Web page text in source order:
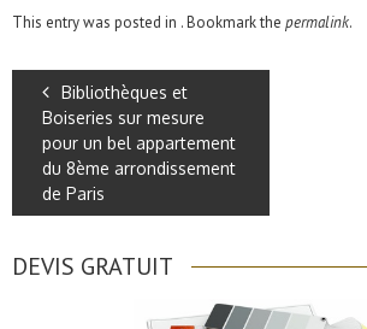
This entry was posted in . Bookmark the permalink.
Bibliothèques et
Boiseries sur mesure
pour un bel appartement
du 8ème arrondissement
de Paris
DEVIS GRATUIT